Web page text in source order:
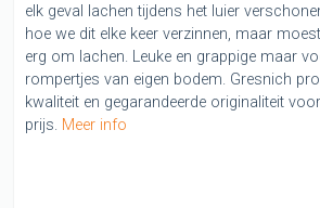
elk geval lachen tijdens het luier
hoe we dit elke keer verzinnen, maar
erg om lachen. Leuke en grappige maar
rompertjes van eigen bodem. Gresnich
kwaliteit en gegarandeerde originaliteit
prijs. Meer info